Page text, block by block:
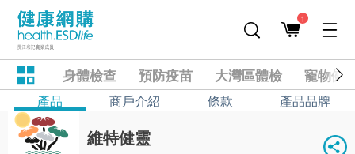
1
身體檢查 預防疫苗 大灣區體檢 寵物健
產品 商戶介紹 條款 產品品牌
維特健靈